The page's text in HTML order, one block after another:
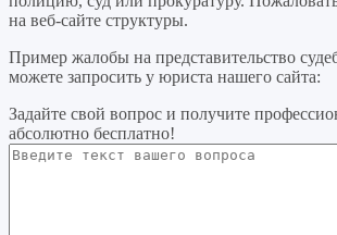
на веб-сайте структуры.
Пример жалобы на представительство
можете запросить у юриста нашего сайта:
Задайте свой вопрос и получите
абсолютно бесплатно!